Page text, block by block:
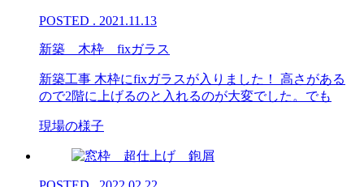
POSTED . 2021.11.13
新築 木枠 fixガラス
新築工事 木枠にfixガラスが入りました！ 高さがある
ので2階に上げるのと入れるのが大変でした。でも
現場の様子